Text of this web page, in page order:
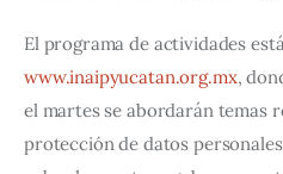
El programa de actividades
www.inaipyucatan.org.mx,
el martes se abordarán temas
protección de datos